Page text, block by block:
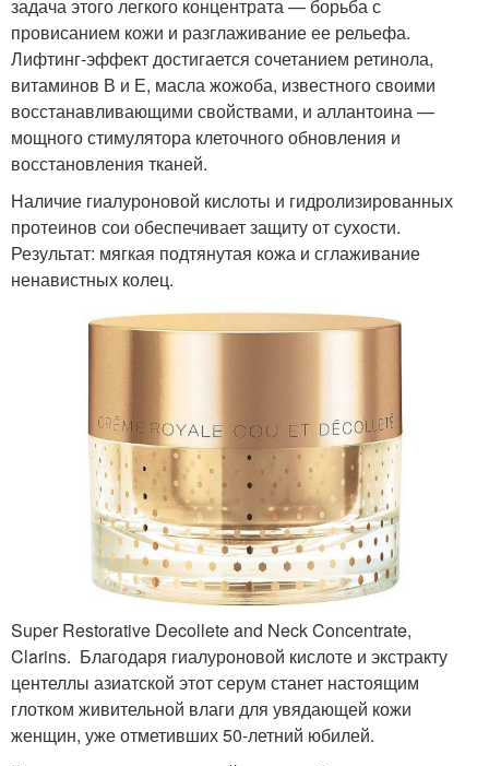
задача этого легкого концентрата — борьба с
провисанием кожи и разглаживание ее рельефа.
Лифтинг-эффект достигается сочетанием ретинола,
витаминов В и Е, масла жожоба, известного своими
восстанавливающими свойствами, и аллантоина —
мощного стимулятора клеточного обновления и
восстановления тканей.
Наличие гиалуроновой кислоты и гидролизированных
протеинов сои обеспечивает защиту от сухости.
Результат: мягкая подтянутая кожа и сглаживание
ненавистных колец.
Super Restorative Decollete and Neck Concentrate,
Clarins. Благодаря гиалуроновой кислоте и экстракту
центеллы азиатской этот серум станет настоящим
глотком живительной влаги для увядающей кожи
женщин, уже отметивших 50-летний юбилей.